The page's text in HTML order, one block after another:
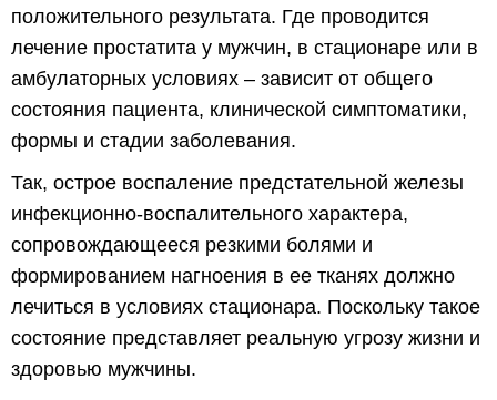
положительного результата. Где проводится
лечение простатита у мужчин, в стационаре или в
амбулаторных условиях – зависит от общего
состояния пациента, клинической симптоматики,
формы и стадии заболевания.
Так, острое воспаление предстательной железы
инфекционно-воспалительного характера,
сопровождающееся резкими болями и
формированием нагноения в ее тканях должно
лечиться в условиях стационара. Поскольку такое
состояние представляет реальную угрозу жизни и
здоровью мужчины.